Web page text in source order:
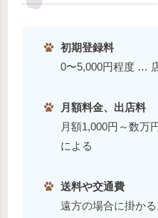
初期登録料
0〜5,000円程度 …
月額料金、出店料
月額1,000円～数万
による
送料や交通費
遠方の場合に掛か